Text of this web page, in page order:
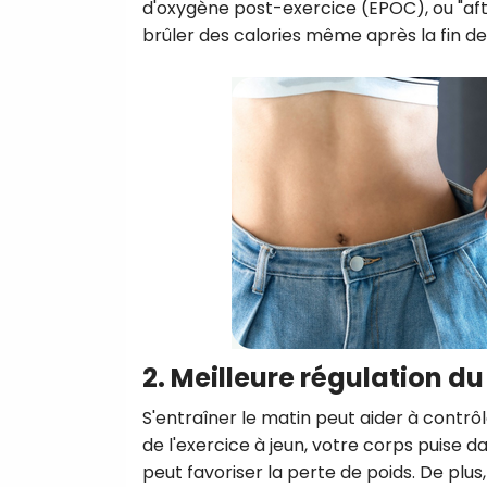
d'oxygène post-exercice (EPOC), ou
brûler des calories même après la fin
2. Meilleure régulation
S'entraîner le matin peut aider à
de l'exercice à jeun, votre corps puise
peut favoriser la perte de poids. De